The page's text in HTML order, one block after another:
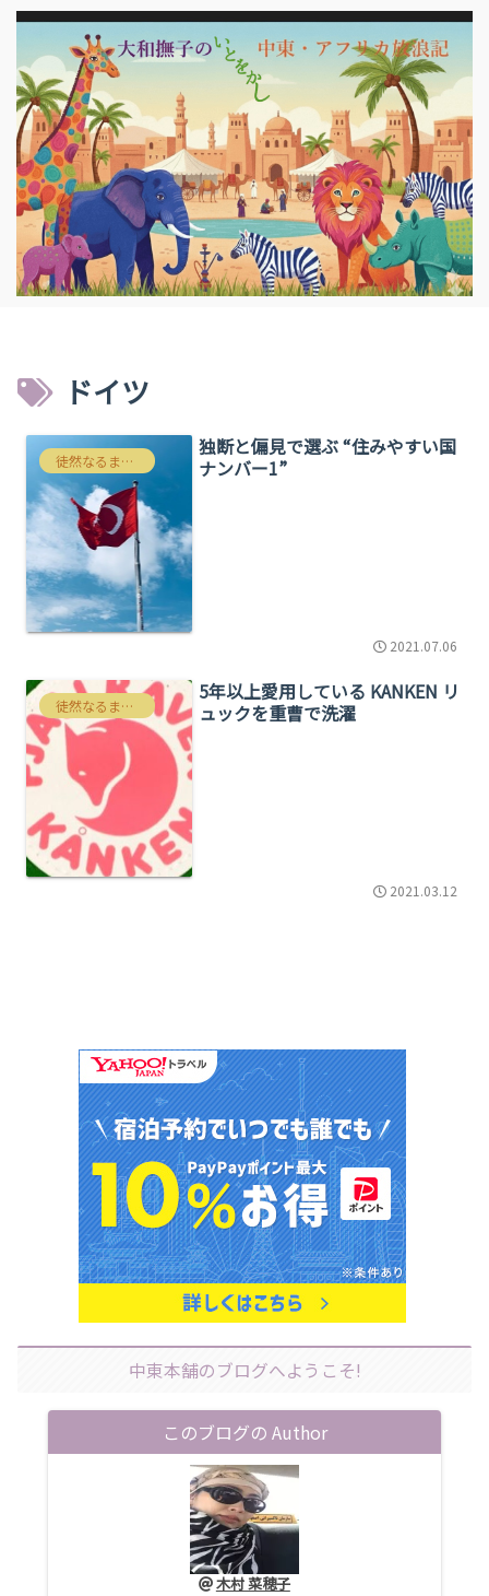
ドイツ
徒然なるままにわたくしごと
独断と偏見で選ぶ “住みやすい国
ナンバー1”
2021.07.06
徒然なるままにわたくしごと
5年以上愛用している KANKEN リ
ュックを重曹で洗濯
2021.03.12
中東本舗のブログへようこそ!
このブログの Author
木村 菜穂子